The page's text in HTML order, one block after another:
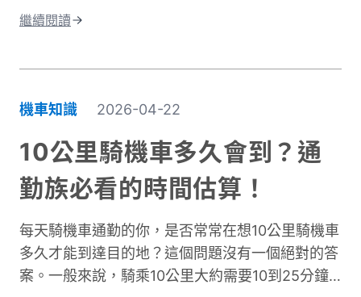
是冬季的必需品。接下來我們將深入分析如何挑選
境，許多騎士都遇過。一件真正好的騎車防曬外套
帶你了解如何挑選適合的防曬外套，讓你在烈日下
騎車依然保持舒適，不再當冤大頭。
繼續閱讀
機車知識 2026-04-22
10公里騎機車多久會到？通
勤族必看的時間估算！
每天騎機車通勤的你，是否常常在想10公里騎機車
多久才能到達目的地？這個問題沒有一個絕對的答
案。一般來說，騎乘10公里大約需要10到25分鐘